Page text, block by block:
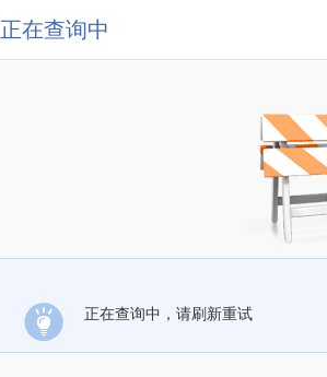
正在查询中
正在查询中，请刷新重试